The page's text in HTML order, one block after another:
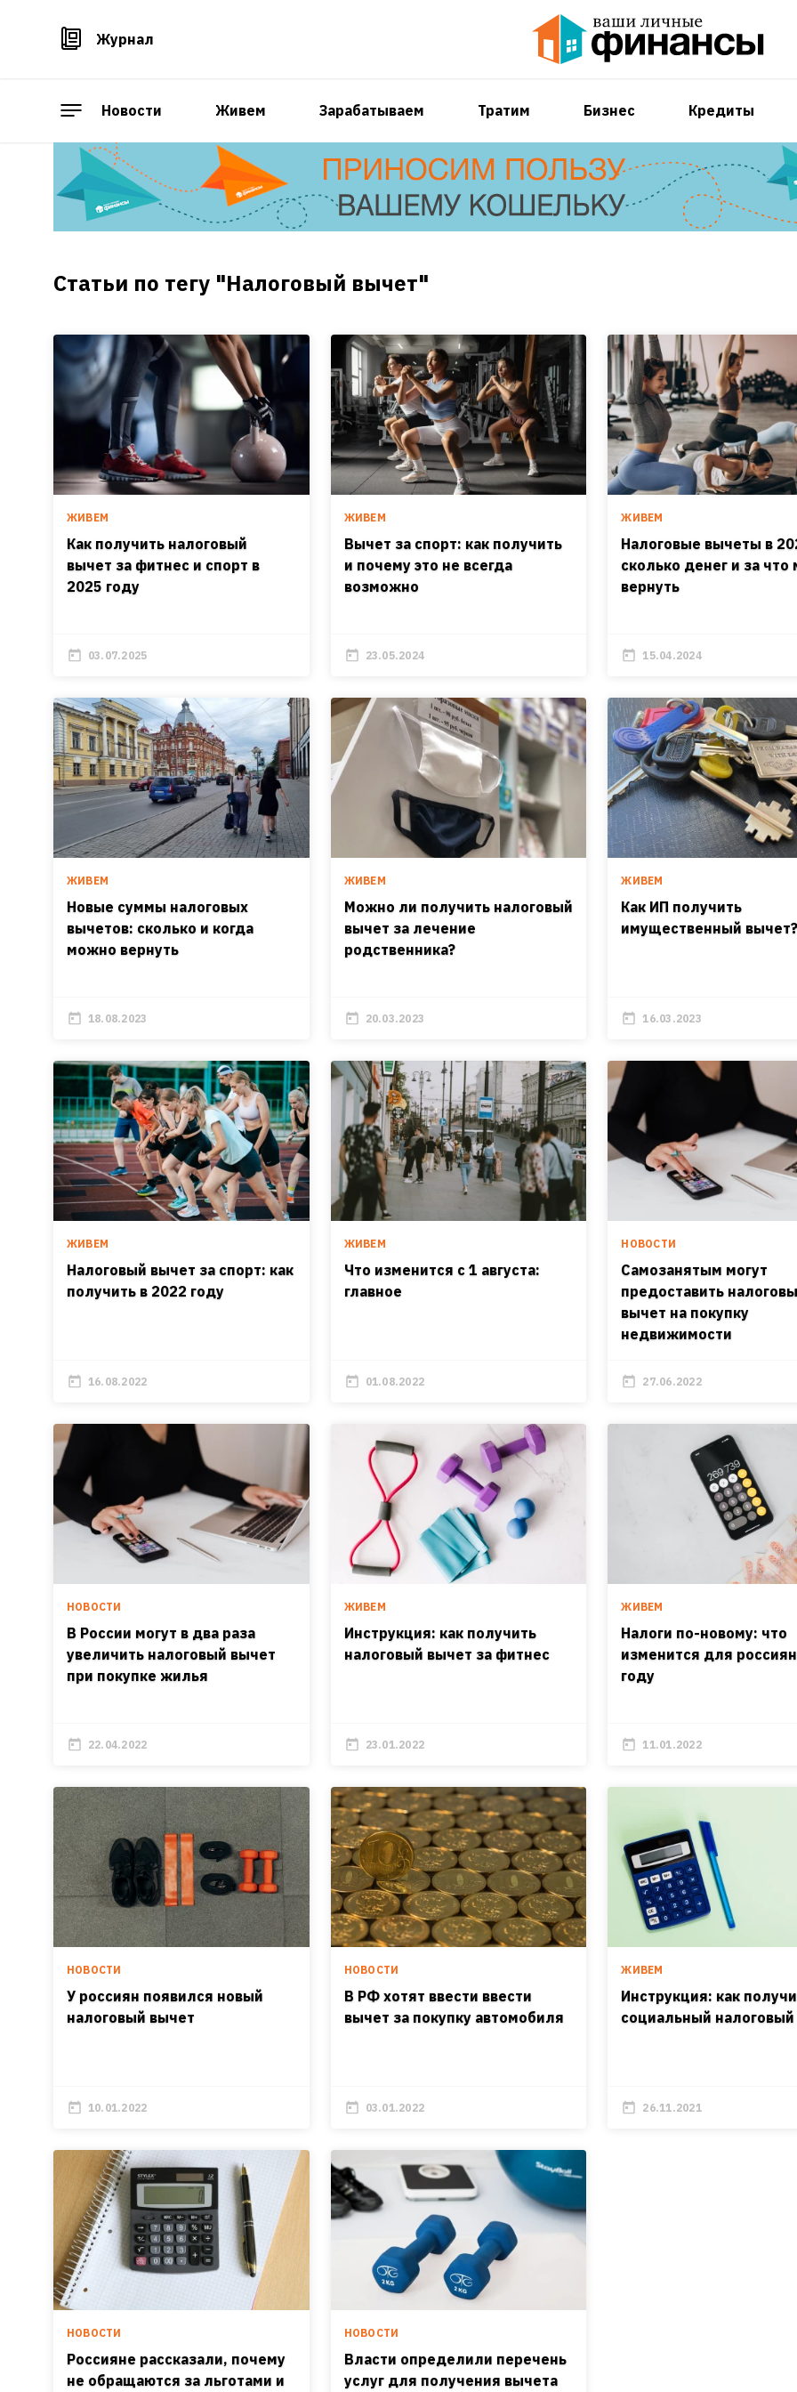
Журнал
Новости Живем Зарабатываем Тратим Бизнес Кредиты
Статьи по тегу "Налоговый вычет"
ЖИВЕМ
Как получить налоговый
вычет за фитнес и спорт в
2025 году
03.07.2025
ЖИВЕМ
Вычет за спорт: как получить
и почему это не всегда
возможно
23.05.2024
ЖИВЕМ
Налоговые вычеты в
сколько денег и за
вернуть
15.04.2024
ЖИВЕМ
Новые суммы налоговых
вычетов: сколько и когда
можно вернуть
18.08.2023
ЖИВЕМ
Можно ли получить налоговый
вычет за лечение
родственника?
20.03.2023
ЖИВЕМ
Как ИП получить
имущественный
16.03.2023
ЖИВЕМ
Налоговый вычет за спорт: как
получить в 2022 году
16.08.2022
ЖИВЕМ
Что изменится с 1 августа:
главное
01.08.2022
НОВОСТИ
Самозанятым могут
предоставить
вычет на покупку
недвижимости
27.06.2022
НОВОСТИ
В России могут в два раза
увеличить налоговый вычет
при покупке жилья
22.04.2022
ЖИВЕМ
Инструкция: как получить
налоговый вычет за фитнес
23.01.2022
ЖИВЕМ
Налоги по-новому: что
изменится для
году
11.01.2022
НОВОСТИ
У россиян появился новый
налоговый вычет
10.01.2022
НОВОСТИ
В РФ хотят ввести ввести
вычет за покупку автомобиля
03.01.2022
ЖИВЕМ
Инструкция: как
социальный
26.11.2021
НОВОСТИ
Россияне рассказали, почему
не обращаются за льготами и
НОВОСТИ
Власти определили перечень
услуг для получения вычета